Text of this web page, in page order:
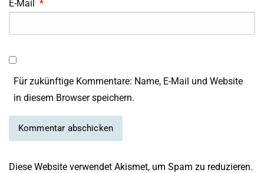
E-Mail *
Für zukünftige Kommentare: Name, E-Mail und Website
in diesem Browser speichern.
Diese Website verwendet Akismet, um Spam zu reduzieren.